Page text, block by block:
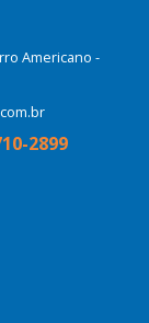
Americano -
2899